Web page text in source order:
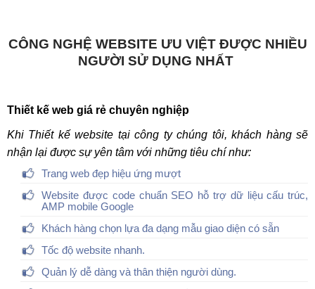
CÔNG NGHỆ WEBSITE ƯU VIỆT ĐƯỢC NHIỀU
NGƯỜI SỬ DỤNG NHẤT
Thiết kế web giá rẻ chuyên nghiệp
Khi Thiết kế website tại công ty chúng tôi, khách hàng sẽ
nhận lại được sự yên tâm với những tiêu chí như:
Trang web đẹp hiệu ứng mượt
Website được code chuẩn SEO hỗ trợ dữ liệu cấu trúc,
AMP mobile Google
Khách hàng chọn lựa đa dạng mẫu giao diện có sẵn
Tốc độ website nhanh.
Quản lý dễ dàng và thân thiện người dùng.